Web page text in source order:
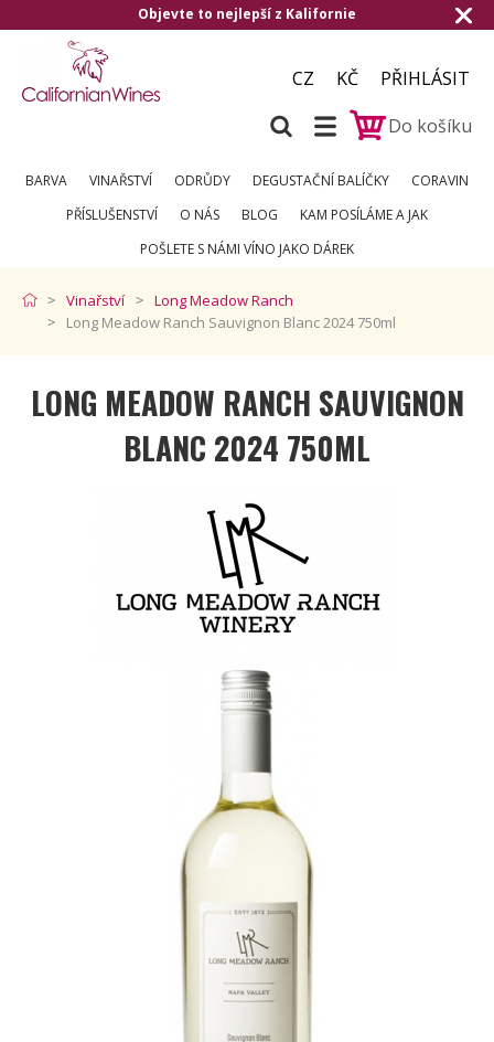
to nejlepší z Kalifornie Doručení
CZ KČ
PŘIHLÁSIT
Do košíku
BARVA VINAŘSTVÍ ODRŮDY DEGUSTAČNÍ BALÍČKY
CORAVIN
PŘÍSLUŠENSTVÍ
O NÁS BLOG
KAM POSÍLÁME A JAK
POŠLETE S NÁMI VÍNO JAKO DÁREK
Vinařství
Long Meadow Ranch
Long Meadow Ranch Sauvignon Blanc 2024 750ml
LONG MEADOW RANCH SAUVIGNON
BLANC 2024 750ML